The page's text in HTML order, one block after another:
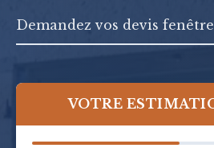
Demandez vos devis
VOTRE